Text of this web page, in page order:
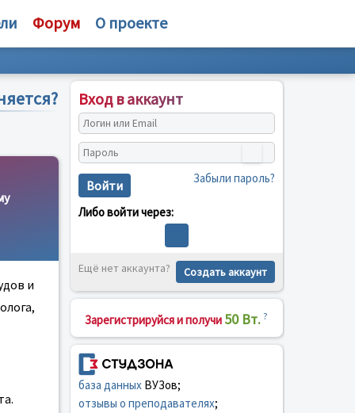
Форум О проекте
и
Вход в аккаунт
Войти Забыли пароль?
Либо войти через:
Ещё нет аккаунта? Создать аккаунт
Зарегистрируйся и получи 50 Вт. ?
база данныхВУЗов;
отзывы о преподавателях;